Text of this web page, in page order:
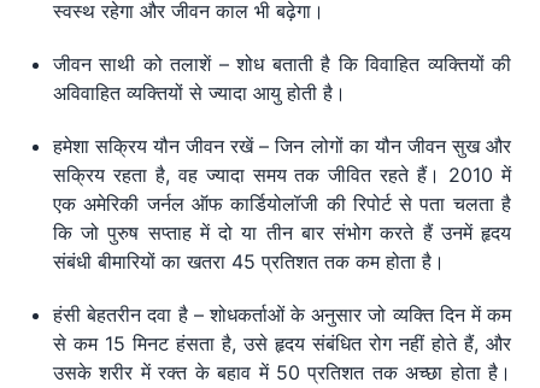
स्वस्थ रहेगा और जीवन काल भी बढ़ेगा।
जीवन साथी को तलाशें – शोध बताती है कि विवाहित व्यक्तियों की
अविवाहित व्यक्तियों से ज्यादा आयु होती है।
हमेशा सक्रिय यौन जीवन रखें – जिन लोगों का यौन जीवन सुख और
सक्रिय रहता है, वह ज्यादा समय तक जीवित रहते हैं। 2010 में
एक अमेरिकी जर्नल ऑफ कार्डियोलॉजी की रिपोर्ट से पता चलता है
कि जो पुरुष सप्ताह में दो या तीन बार संभोग करते हैं उनमें हृदय
संबंधी बीमारियों का खतरा 45 प्रतिशत तक कम होता है।
हंसी बेहतरीन दवा है – शोधकर्ताओं के अनुसार जो व्यक्ति दिन में कम
से कम 15 मिनट हंसता है, उसे हृदय संबंधित रोग नहीं होते हैं, और
उसके शरीर में रक्त के बहाव में 50 प्रतिशत तक अच्छा होता है।